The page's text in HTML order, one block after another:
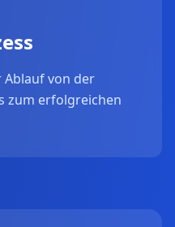
von der
zum erfolgreichen